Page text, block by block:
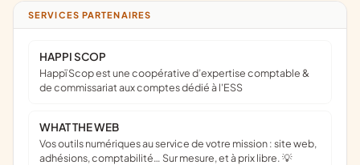
SERVICES PARTENAIRES
HAPPI SCOP
Happï Scop est une coopérative d’expertise comptable &
de commissariat aux comptes dédié à l'ESS
WHAT THE WEB
Vos outils numériques au service de votre mission : site web,
adhésions, comptabilité… Sur mesure, et à prix libre. 💡